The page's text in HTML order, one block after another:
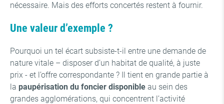
nécessaire. Mais des efforts concertés restent à fournir.
Une valeur d’exemple ?
Pourquoi un tel écart subsiste-t-il entre une demande de
nature vitale – disposer d’un habitat de qualité, à juste
prix - et l’offre correspondante ? Il tient en grande partie à
la paupérisation du foncier disponible au sein des
grandes agglomérations, qui concentrent l’activité